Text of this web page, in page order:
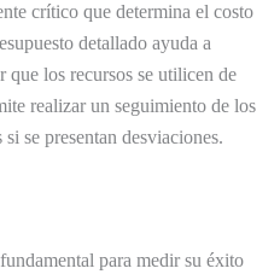
crítico que determina el costo
detallado ayuda a
que los recursos se utilicen de
realizar un seguimiento de los
se presentan desviaciones.
para medir su éxito